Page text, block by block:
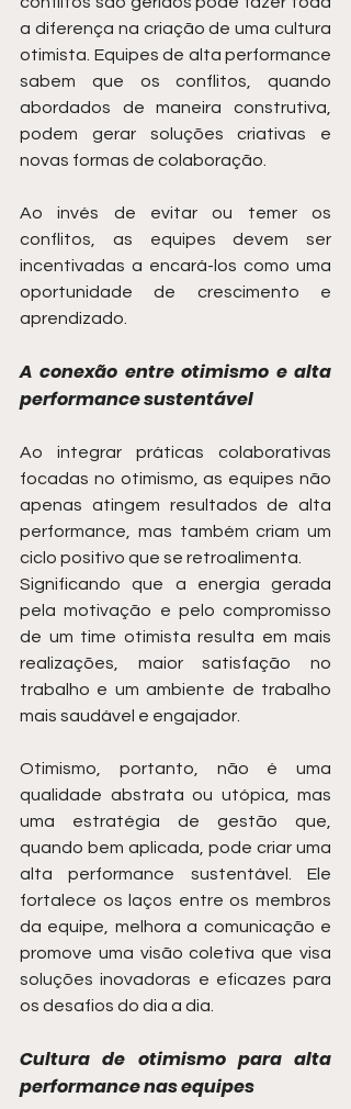
a diferença na criação de uma cultura
otimista. Equipes de alta performance
sabem que os conflitos, quando
abordados de maneira construtiva,
podem gerar soluções criativas e
novas formas de colaboração.
Ao invés de evitar ou temer os
conflitos, as equipes devem ser
incentivadas a encará-los como uma
oportunidade de crescimento e
aprendizado.
A conexão entre otimismo e alta
performance sustentável
Ao integrar práticas colaborativas
focadas no otimismo, as equipes não
apenas atingem resultados de alta
performance, mas também criam um
ciclo positivo que se retroalimenta.
Significando que a energia gerada
pela motivação e pelo compromisso
de um time otimista resulta em mais
realizações, maior satisfação no
trabalho e um ambiente de trabalho
mais saudável e engajador.
Otimismo, portanto, não é uma
qualidade abstrata ou utópica, mas
uma estratégia de gestão que,
quando bem aplicada, pode criar uma
alta performance sustentável. Ele
fortalece os laços entre os membros
da equipe, melhora a comunicação e
promove uma visão coletiva que visa
soluções inovadoras e eficazes para
os desafios do dia a dia.
Cultura de otimismo para alta
performance nas equipes